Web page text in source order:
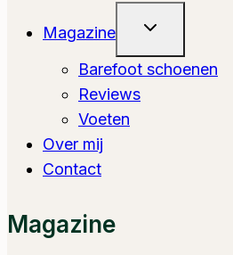
Magazine
Toggle
Barefoot schoenen
Reviews
Voeten
Over mij
Contact
Magazine